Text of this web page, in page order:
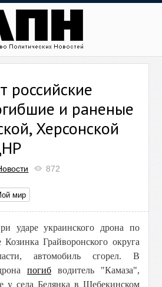
российские
и раненые
Херсонской
872
мир
ударе украинского дрона по
Грайворонского округа
автомобиль сгорел. В
погибводитель "Камаза",
у села Белянка в Шебекинском